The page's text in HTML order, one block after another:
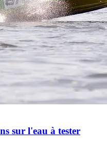
sur l'eau à tester